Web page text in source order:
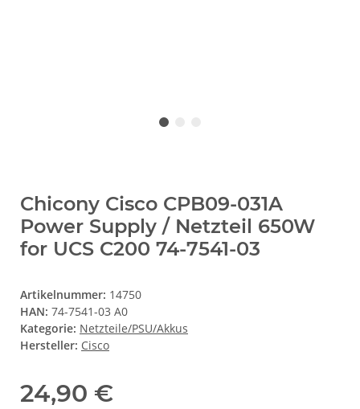
Chicony Cisco CPB09-031A
Power Supply / Netzteil 650W
for UCS C200 74-7541-03
Artikelnummer: 14750
HAN: 74-7541-03 A0
Kategorie: Netzteile/PSU/Akkus
Hersteller: Cisco
24,90 €